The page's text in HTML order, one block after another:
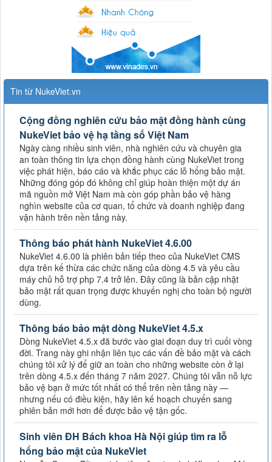
Tin từ NukeViet.vn
Cộng đồng nghiên cứu bảo mật đồng hành cùng
NukeViet bảo vệ hạ tầng số Việt Nam
Ngày càng nhiều sinh viên, nhà nghiên cứu và chuyên gia
an toàn thông tin lựa chọn đồng hành cùng NukeViet trong
việc phát hiện, báo cáo và khắc phục các lỗ hổng bảo mật.
Những đóng góp đó không chỉ giúp hoàn thiện một dự án
mã nguồn mở Việt Nam mà còn góp phần bảo vệ hàng
nghìn website của cơ quan, tổ chức và doanh nghiệp đang
vận hành trên nền tảng này.
Thông báo phát hành NukeViet 4.6.00
NukeViet 4.6.00 là phiên bản tiếp theo của NukeViet CMS
dựa trên kế thừa các chức năng của dòng 4.5 và yêu cầu
máy chủ hỗ trợ php 7.4 trở lên. Đây cũng là bản cập nhật
bảo mật rất quan trọng được khuyến nghị cho toàn bộ người
dùng.
Thông báo bảo mật dòng NukeViet 4.5.x
Dòng NukeViet 4.5.x đã bước vào giai đoạn duy trì cuối vòng
đời. Trang này ghi nhận liên tục các vấn đề bảo mật và cách
chúng tôi xử lý để giữ an toàn cho những website còn ở lại
trên dòng 4.5.x đến tháng 7 năm 2027. Chúng tôi vẫn nỗ lực
bảo vệ bạn ở mức tốt nhất có thể trên nền tảng này —
nhưng nếu có điều kiện, hãy lên kế hoạch chuyển sang
phiên bản mới hơn để được bảo vệ tận gốc.
Sinh viên ĐH Bách khoa Hà Nội giúp tìm ra lỗ
hổng bảo mật của NukeViet